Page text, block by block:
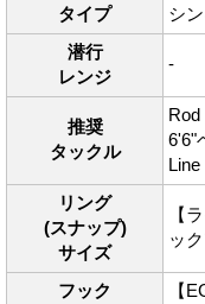
タイプ
シ
潜行
レンジ
-
推奨
タックル
Rod
6'6"
リング
(スナップ)
サイズ
【
ッ
フック
【